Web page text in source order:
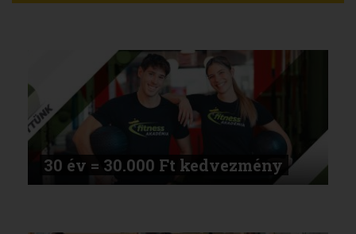
30 év = 30.000 Ft kedvezmény